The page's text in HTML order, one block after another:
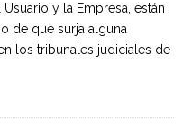
y la Empresa, están
de que surja alguna
los tribunales judiciales de